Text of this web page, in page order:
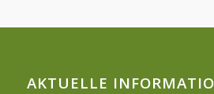
AKTUELLE